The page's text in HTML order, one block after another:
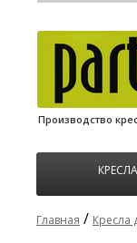
Производство
КРЕСЛА
Главная / Кресла